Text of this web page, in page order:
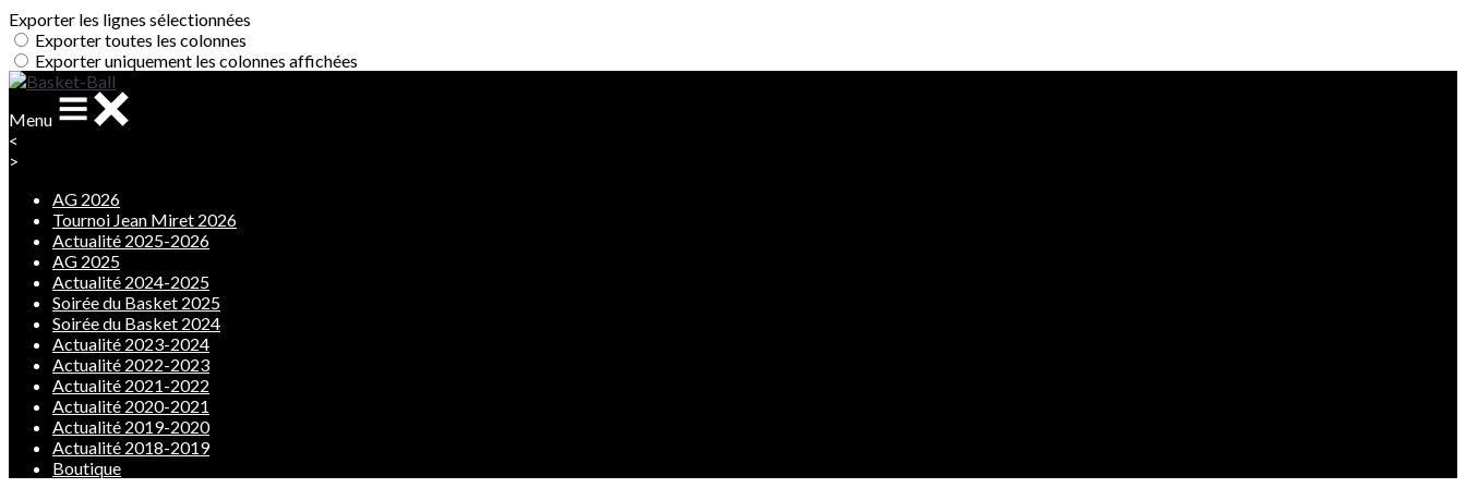
Exporter les lignes sélectionnées
Exporter toutes les colonnes
Exporter uniquement les colonnes affichées
Menu
<
>
AG 2026
Tournoi Jean Miret 2026
Actualité 2025-2026
AG 2025
Actualité 2024-2025
Soirée du Basket 2025
Soirée du Basket 2024
Actualité 2023-2024
Actualité 2022-2023
Actualité 2021-2022
Actualité 2020-2021
Actualité 2019-2020
Actualité 2018-2019
Boutique